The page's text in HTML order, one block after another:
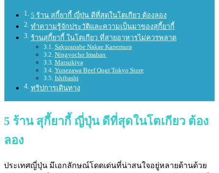
5 ร้าน สุกี้ยากี้ ญี่ปุ่น ดีที่สุดในโตเกียว ต้องลอง
ทำความรู้จักประวัติและความเป็นมาของสุกี้ยากี้
ร้านสุกี้ยากี้ ในโตเกียว ที่สายอาหารไม่ควรพลาด
Sakuranabe Nakae Kanemura
Ningyocho Imahan
Matsukiya
Yonezawa Beef Oogi Tokyo Store
Ishibashi
ทริปการเดินทาง
5 ร้าน สุกี้ยากี้ ญี่ปุ่น ดีที่สุดในโตเกียว ต้อง
ลอง
ประเทศญี่ปุ่น มีเอกลักษณ์โดดเด่นที่น่าสนใจอยู่หลายด้านด้วย